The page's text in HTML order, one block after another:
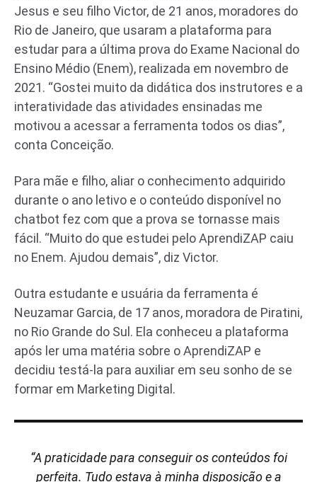
Jesus e seu filho Victor, de 21 anos, moradores do
Rio de Janeiro, que usaram a plataforma para
estudar para a última prova do Exame Nacional do
Ensino Médio (Enem), realizada em novembro de
2021. “Gostei muito da didática dos instrutores e a
interatividade das atividades ensinadas me
motivou a acessar a ferramenta todos os dias”,
conta Conceição.
Para mãe e filho, aliar o conhecimento adquirido
durante o ano letivo e o conteúdo disponível no
chatbot fez com que a prova se tornasse mais
fácil. “Muito do que estudei pelo AprendiZAP caiu
no Enem. Ajudou demais”, diz Victor.
Outra estudante e usuária da ferramenta é
Neuzamar Garcia, de 17 anos, moradora de Piratini,
no Rio Grande do Sul. Ela conheceu a plataforma
após ler uma matéria sobre o AprendiZAP e
decidiu testá-la para auxiliar em seu sonho de se
formar em Marketing Digital.
“A praticidade para conseguir os conteúdos foi
perfeita. Tudo estava à minha disposição e a